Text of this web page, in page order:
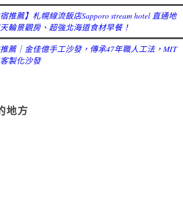
宿推薦】札幌線流飯店Sapporo stream hotel 直通地
輪景觀房、超強北海道食材早餐！
薦｜金佳億手工沙發，傳承47年職人工法，MIT
製化沙發
地方